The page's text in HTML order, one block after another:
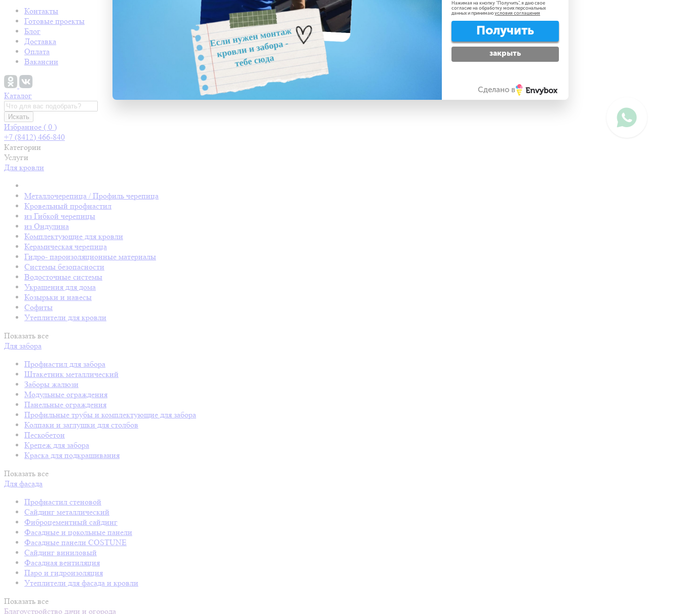
Контакты
Готовые проекты
Блог
Доставка
Оплата
Вакансии
Каталог
Искать
Избранное ( 0 )
+7 (8412) 466-840
Категории
Услуги
Для кровли
Металлочерепица / Профиль черепица
Кровельный профнастил
из Гибкой черепицы
из Ондулина
Комплектующие для кровли
Керамическая черепица
Гидро- пароизоляционные материалы
Системы безопасности
Водосточные системы
Украшения для дома
Козырьки и навесы
Софиты
Утеплители для кровли
Показать все
Для забора
Профнастил для забора
Штакетник металлический
Заборы жалюзи
Модульные ограждения
Панельные ограждения
Профильные трубы и комплектующие для забора
Колпаки и заглушки для столбов
Пескобетон
Крепеж для забора
Краска для подкрашивания
Показать все
Для фасада
Профнастил стеновой
Сайдинг металлический
Фиброцементный сайдинг
Фасадные и цокольные панели
Фасадные панели COSTUNE
Сайдинг виниловый
Фасадная вентиляция
Паро и гидроизоляция
Утеплители для фасада и кровли
Показать все
Благоустройство дачи и огорода
Нажимая на кнопку "Получить", я даю свое
согласие на обработку моих персональных
данных и принимаю условия соглашения
Получить
закрыть
Сделано в